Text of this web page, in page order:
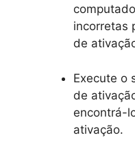
incorretas
de
Execute o
de
encontrá-
ativação.